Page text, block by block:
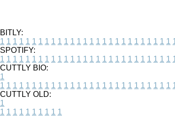
BITLY:
1 1 1 1 1 1 1 1 1 1 1 1 1 1 1 1 1 1 1 1 1 1 1 1 1 1 1
SPOTIFY:
1 1 1 1 1 1 1 1 1 1 1 1 1 1 1 1 1 1 1 1 1 1 1 1 1 1 1
CUTTLY BIO:
1
1 1 1 1 1 1 1 1 1 1 1 1 1 1 1 1 1 1 1 1 1 1 1 1 1 1 1
CUTTLY OLD:
1
1 1 1 1 1 1 1 1 1 1